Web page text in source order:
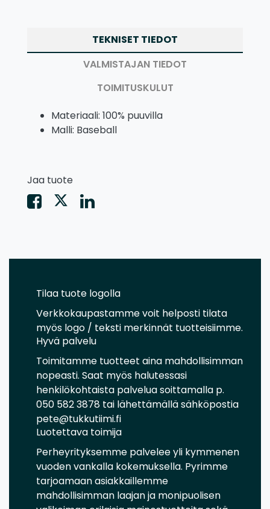
TEKNISET TIEDOT
VALMISTAJAN TIEDOT
TOIMITUSKULUT
Materiaali: 100% puuvilla
Malli: Baseball
Jaa tuote
Tilaa tuote logolla
Verkkokaupastamme voit helposti tilata
myös logo / teksti merkinnät tuotteisiimme.
Hyvä palvelu
Toimitamme tuotteet aina mahdollisimman
nopeasti. Saat myös halutessasi
henkilökohtaista palvelua soittamalla p.
050 582 3878 tai lähettämällä sähköpostia
pete@tukkutiimi.fi
Luotettava toimija
Perheyrityksemme palvelee yli kymmenen
vuoden vankalla kokemuksella. Pyrimme
tarjoamaan asiakkaillemme
mahdollisimman laajan ja monipuolisen